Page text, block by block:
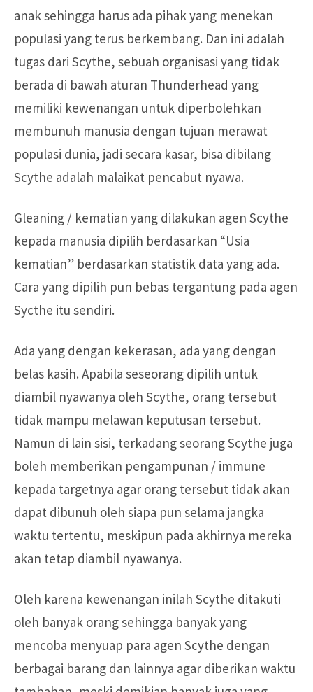
anak sehingga harus ada pihak yang menekan
populasi yang terus berkembang. Dan ini adalah
tugas dari Scythe, sebuah organisasi yang tidak
berada di bawah aturan Thunderhead yang
memiliki kewenangan untuk diperbolehkan
membunuh manusia dengan tujuan merawat
populasi dunia, jadi secara kasar, bisa dibilang
Scythe adalah malaikat pencabut nyawa.
Gleaning / kematian yang dilakukan agen Scythe
kepada manusia dipilih berdasarkan “Usia
kematian” berdasarkan statistik data yang ada.
Cara yang dipilih pun bebas tergantung pada agen
Sycthe itu sendiri.
Ada yang dengan kekerasan, ada yang dengan
belas kasih. Apabila seseorang dipilih untuk
diambil nyawanya oleh Scythe, orang tersebut
tidak mampu melawan keputusan tersebut.
Namun di lain sisi, terkadang seorang Scythe juga
boleh memberikan pengampunan / immune
kepada targetnya agar orang tersebut tidak akan
dapat dibunuh oleh siapa pun selama jangka
waktu tertentu, meskipun pada akhirnya mereka
akan tetap diambil nyawanya.
Oleh karena kewenangan inilah Scythe ditakuti
oleh banyak orang sehingga banyak yang
mencoba menyuap para agen Scythe dengan
berbagai barang dan lainnya agar diberikan waktu